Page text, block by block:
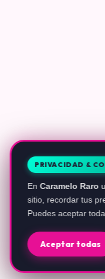
PRIVACIDAD &
EnCaramelo Raro
sitio, recordar tus
Puedes aceptar
Aceptar todas